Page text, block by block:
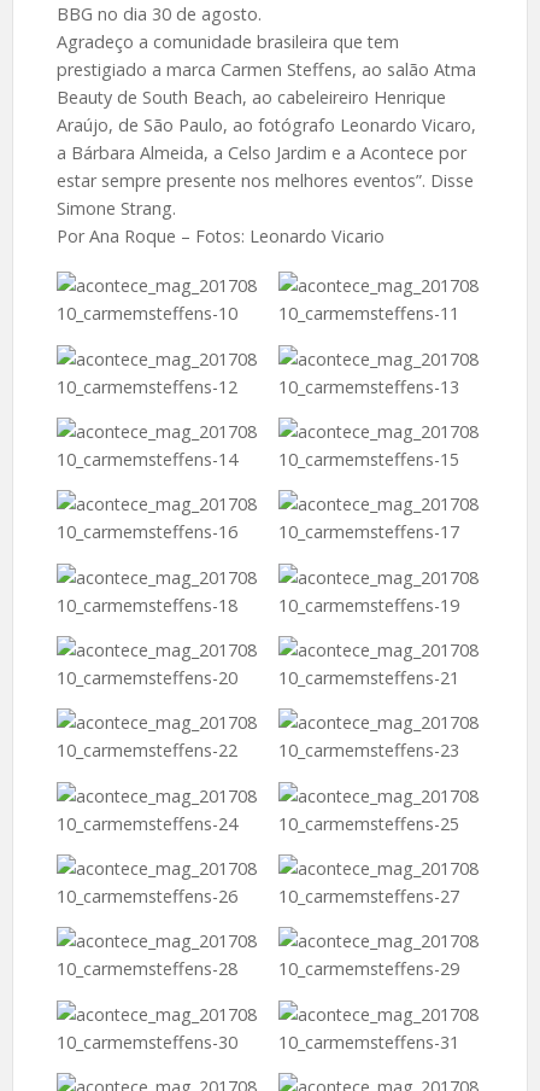
BBG no dia 30 de agosto.
Agradeço a comunidade brasileira que tem
prestigiado a marca Carmen Steffens, ao salão Atma
Beauty de South Beach, ao cabeleireiro Henrique
Araújo, de São Paulo, ao fotógrafo Leonardo Vicaro,
a Bárbara Almeida, a Celso Jardim e a Acontece por
estar sempre presente nos melhores eventos”. Disse
Simone Strang.
Por Ana Roque – Fotos: Leonardo Vicario